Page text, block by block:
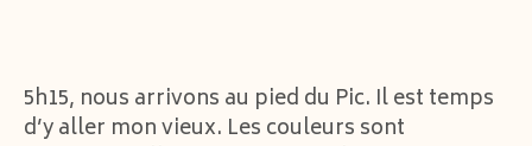
5h15, nous arrivons au pied du Pic. Il est temps
d’y aller mon vieux. Les couleurs sont